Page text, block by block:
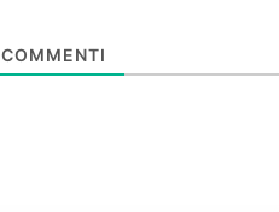
COMMENTI